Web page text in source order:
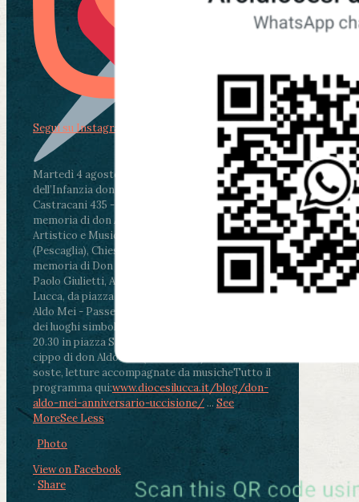
Martedì 4 agosto2026
ore 11:30 - Lucca, Scuola
dell’Infanzia don Aldo Mei - Viale Castruccio
Castracani 435 - Inaugurazione murales in
memoria di don Aldo Mei curato dal Liceo
Artistico e Musicale “Passaglia”
ore 18 - Fiano
(Pescaglia), Chiesa parrocchiale - Messa in
memoria di Don Aldo Mei celebrata da mons.
Paolo Giulietti, Arcivescovo di Lucca
ore 20.30 -
Lucca, da piazza San Michele al Cippo di don
Aldo Mei - Passeggiata della Memoria in alcuni
dei luoghi simbolo della città. Ritrovo alle ore
20.30 in piazza San Michele con conclusione al
cippo di don Aldo Mei (Porta Elisa). Durante le
soste, letture accompagnate da musicheTutto il
programma qui:www.diocesilucca.it/blog/don-
aldo-mei-anniversario-uccisione/ ... See
MoreSee Less
Photo
View on Facebook
· Share
Segui su Instagram